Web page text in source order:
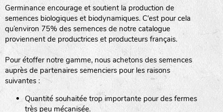
Germinance encourage et soutient la production de
semences biologiques et biodynamiques. C'est pour cela
qu’environ 75% des semences de notre catalogue
proviennent de productrices et producteurs français.
Pour étoffer notre gamme, nous achetons des semences
auprès de partenaires semenciers pour les raisons
suivantes :
Quantité souhaitée trop importante pour des fermes
très peu mécanisée.
haies